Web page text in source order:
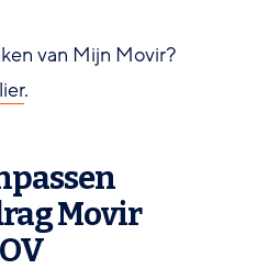
van Mijn Movir?
.
Movir